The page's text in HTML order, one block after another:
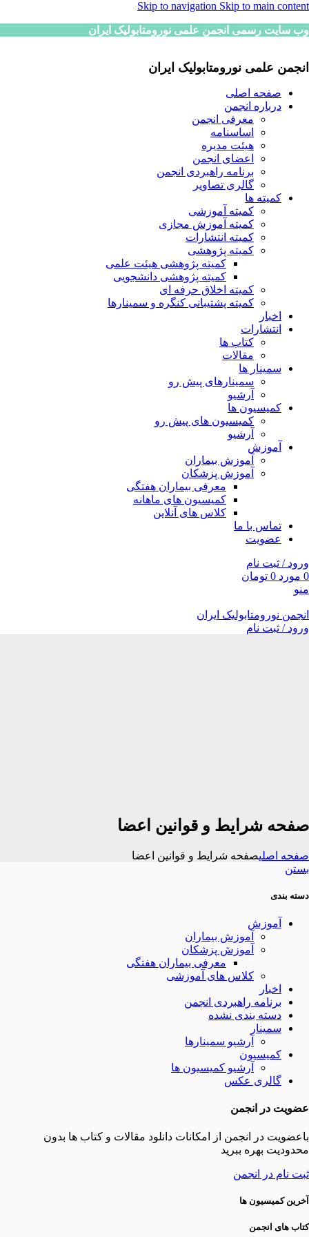
Skip to navigation Skip to main content
وب سایت رسمی انجمن علمی نورومتابولیک ایران
انجمن علمی نورومتابولیک ایران
صفحه اصلی
درباره انجمن
معرفی انجمن
اساسنامه
هیئت مدیره
اعضای انجمن
برنامه راهبردی انجمن
گالری تصاویر
کمیته ها
کمیته آموزشی
کمیته آموزش مجازی
کمیته انتشارات
کمیته پژوهشی
کمیته پژوهشی هیئت علمی
کمیته پژوهشی دانشجویی
کمیته اخلاق حرفه ای
کمیته پشتیبانی کنگره و سمینارها
اخبار
انتشارات
کتاب ها
مقالات
سمینار ها
سمینارهای پیش رو
آرشیو
کمیسیون ها
کمیسیون های پیش رو
آرشیو
آموزش
آموزش بیماران
آموزش پزشکان
معرفی بیماران هفتگی
کمیسیون های ماهانه
کلاس های آنلاین
تماس با ما
عضویت
ورود / ثبت نام
0 مورد 0 تومان
منو
انجمن نورومتابولیک ایران
ورود / ثبت نام
صفحه شرایط و قوانین اعضا
صفحه اصلیصفحه شرایط و قوانین اعضا
بستن
دسته بندی
آموزش
آموزش بیماران
آموزش پزشکان
معرفی بیماران هفتگی
کلاس های آموزشی
اخبار
برنامه راهبردی انجمن
دسته بندی نشده
سمینار
آرشیو سمینارها
کمیسیون
آرشیو کمیسیون ها
گالری عکس
عضویت در انجمن
باعضویت در انجمن از امکانات دانلود مقالات و کتاب ها بدون
محدودیت بهره ببرید
ثبت نام در انجمن
آخرین کمیسیون ها
کتاب های انجمن